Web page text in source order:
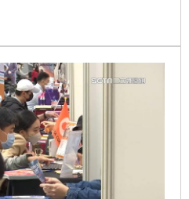
三大法人合計買超45.6億